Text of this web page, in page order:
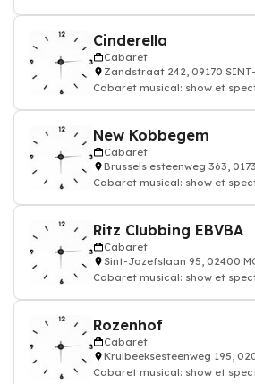
Cinderella
Cabaret
Zandstraat 242, 09170 SINT-
Cabaret musical: show et
New Kobbegem
Cabaret
Brussels esteenweg 363,
Cabaret musical: show et
Ritz Clubbing EBVBA
Cabaret
Sint-Jozefslaan 95, 02400
Cabaret musical: show et
Rozenhof
Cabaret
Kruibeeksesteenweg 195,
Cabaret musical: show et